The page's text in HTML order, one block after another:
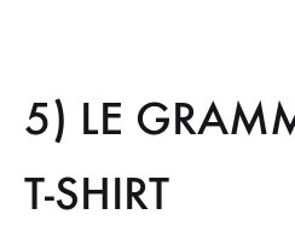
5) LE
T-SHIRT